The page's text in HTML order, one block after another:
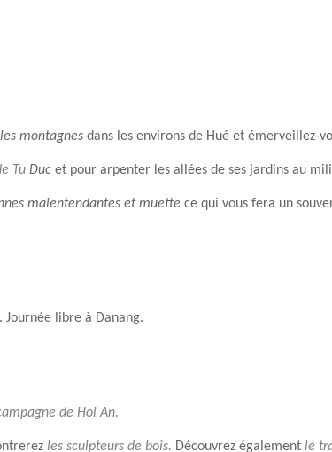
montagnes dans les environs de Hué et émerveillez-
Tu Duc et pour arpenter les allées de ses jardins au
malentendantes et muette ce qui vous fera un
libre à Danang.
de Hoi An.
les sculpteurs de bois. Découvrez également le